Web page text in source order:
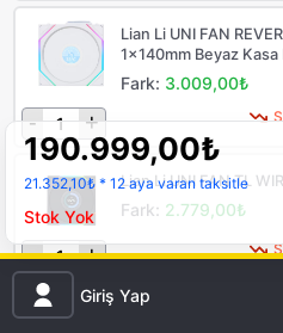
Giriş Yap
190.999,00₺
21.352,10₺* 12 aya varan taksitle
Stok Yok
Lian Li UNI FAN
1x140mm Beyaz Kasa
Fark: 3.009,00₺
- +
Lian Li UNI FAN TL
Fark: 2.779,00₺
- +
ASUS TUF TR120